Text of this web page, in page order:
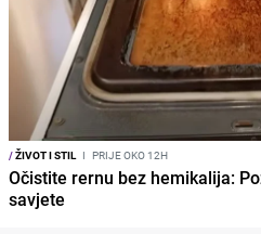
/ŽIVOT I STIL I PRIJE OKO 12H
Očistite rernu bez hemikalija:
savjete